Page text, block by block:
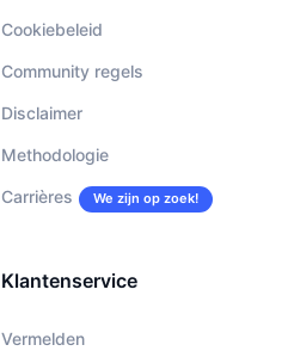
Cookiebeleid
Community regels
Disclaimer
Methodologie
Carrières We zijn op zoek!
Klantenservice
Vermelden